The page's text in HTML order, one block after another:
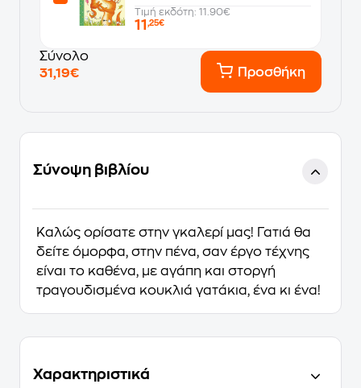
Τιμή εκδότη: 11.90€
11 ,25€
Σύνολο
31,19€
Προσθήκη
Σύνοψη βιβλίου
Καλώς ορίσατε στην γκαλερί μας! Γατιά θα
δείτε όμορφα, στην πένα, σαν έργο τέχνης
είναι το καθένα, με αγάπη και στοργή
τραγουδισμένα κουκλιά γατάκια, ένα κι ένα!
Χαρακτηριστικά